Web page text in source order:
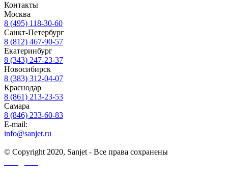
Контакты
Москва
8 (495) 118-30-60
Санкт-Петербург
8 (812) 467-90-57
Екатеринбург
8 (343) 247-23-37
Новосибирск
8 (383) 312-04-07
Краснодар
8 (861) 213-23-53
Самара
8 (846) 233-60-83
E-mail:
info@sanjet.ru
© Copyright 2020, Sanjet - Все права сохранены